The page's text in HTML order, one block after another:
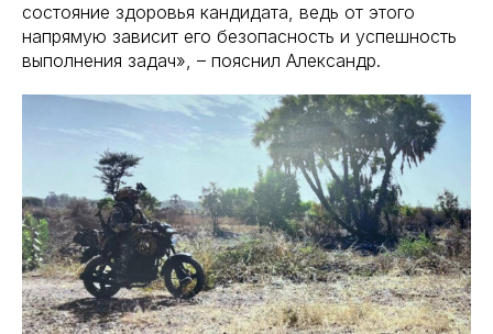
состояние здоровья кандидата, ведь от этого
напрямую зависит его безопасность и успешность
выполнения задач», – пояснил Александр.